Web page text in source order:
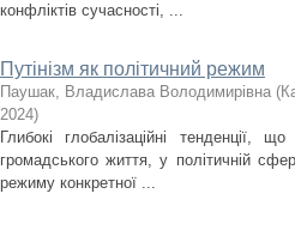
конфліктів сучасності, ...
Путінізм як політичний режим
Паушак, Владислава Володимирівна (
2024)
Глибокі глобалізаційні тенденції,
громадського життя, у політичній
режиму конкретної ...